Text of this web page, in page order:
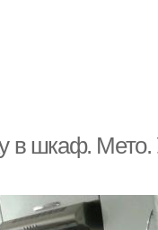
в шкаф. Мето.